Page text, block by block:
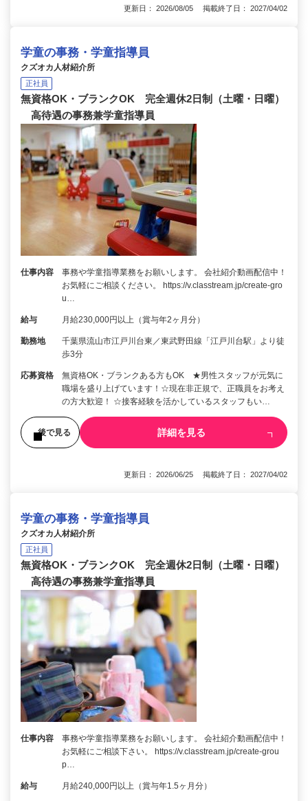
更新日： 2026/08/05 掲載終了日： 2027/04/02
学童の事務・学童指導員
クズオカ人材紹介所
正社員
無資格OK・ブランクOK 完全週休2日制（土曜・日曜）
高待遇の事務兼学童指導員
仕事内容
事務や学童指導業務をお願いします。 会社紹介動画配信中！
お気軽にご相談ください。 https://v.classtream.jp/create-gro
u…
給与 月給230,000円以上（賞与年2ヶ月分）
勤務地
千葉県流山市江戸川台東／東武野田線「江戸川台駅」より徒
歩3分
応募資格
無資格OK・ブランクある方もOK ★男性スタッフが元気に
職場を盛り上げています！☆現在非正規で、正職員をお考え
の方大歓迎！ ☆接客経験を活かしているスタッフもい…
後で見る 詳細を見る
更新日： 2026/06/25 掲載終了日： 2027/04/02
学童の事務・学童指導員
クズオカ人材紹介所
正社員
無資格OK・ブランクOK 完全週休2日制（土曜・日曜）
高待遇の事務兼学童指導員
仕事内容
事務や学童指導業務をお願いします。 会社紹介動画配信中！
お気軽にご相談下さい。 https://v.classtream.jp/create-grou
p…
給与 月給240,000円以上（賞与年1.5ヶ月分）